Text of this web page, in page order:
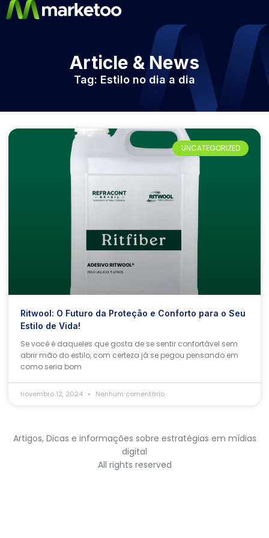
Article & News
Tag: Estilo no dia a dia
UNCATEGORIZED
Ritwool: O Futuro da Proteção e Conforto para o Seu
Estilo de Vida!
Se você é daqueles que gosta de se sentir confortável sem
abrir mão do estilo, com certeza já se pegou pensando em
como seria bom
novembro 12, 2024 Nenhum comentário
Artigos, Dicas e informações sobre estratégias em mídias
digital
All rights reserved